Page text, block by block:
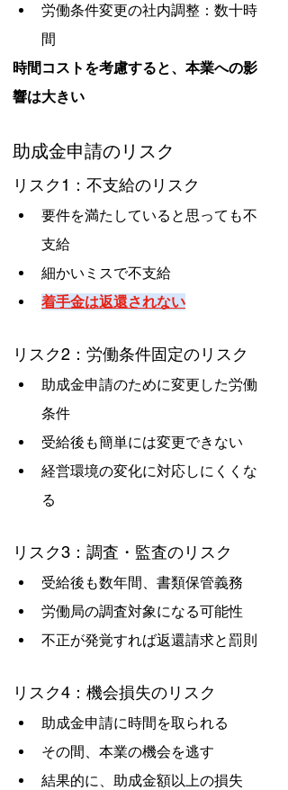
労働条件変更の社内調整：数十時
間
時間コストを考慮すると、本業への影
響は大きい
助成金申請のリスク
リスク1：不支給のリスク
要件を満たしていると思っても不
支給
細かいミスで不支給
着手金は返還されない
リスク2：労働条件固定のリスク
助成金申請のために変更した労働
条件
受給後も簡単には変更できない
経営環境の変化に対応しにくくな
る
リスク3：調査・監査のリスク
受給後も数年間、書類保管義務
労働局の調査対象になる可能性
不正が発覚すれば返還請求と罰則
リスク4：機会損失のリスク
助成金申請に時間を取られる
その間、本業の機会を逃す
結果的に、助成金額以上の損失